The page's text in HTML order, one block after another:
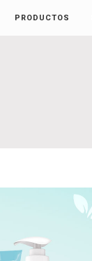
PRODUCTOS